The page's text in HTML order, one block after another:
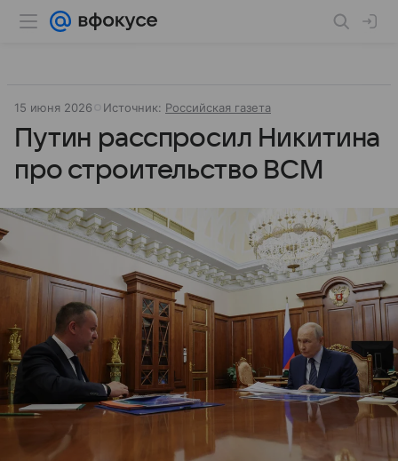
15 июня 2026 Источник: Российская газета
Путин расспросил Никитина
про строительство ВСМ